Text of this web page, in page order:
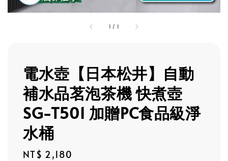
1 / 1
電水壺【日本松井】自動
補水品茗泡茶機 快煮壺
SG-T501 加贈PC食品級淨
水桶
Regular
NT$ 2,180